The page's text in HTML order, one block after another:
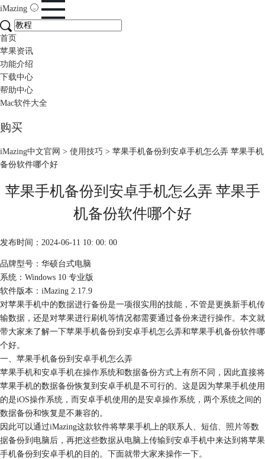
iMazing
首页
苹果资讯
功能介绍
下载中心
帮助中心
Mac软件大全
购买
iMazing中文官网 > 使用技巧 > 苹果手机备份到安卓手机怎么弄 苹果手机
备份软件哪个好
苹果手机备份到安卓手机怎么弄 苹果手
机备份软件哪个好
发布时间：2024-06-11 10: 00: 00
品牌型号：华硕台式电脑
系统：Windows 10 专业版
软件版本：iMazing 2.17.9
对苹果手机中的数据进行备份是一项很实用的技能，不管是更换新手机传
输数据，还是对苹果进行刷机等情况都需要通过备份来进行操作。本文就
带大家来了解一下苹果手机备份到安卓手机怎么弄和苹果手机备份软件哪
个好。
一、苹果手机备份到安卓手机怎么弄
苹果手机和安卓手机在操作系统和数据备份方式上有所不同，因此直接将
苹果手机的数据备份恢复到安卓手机是不可行的。这是因为苹果手机使用
的是iOS操作系统，而安卓手机使用的是安卓操作系统，两个系统之间的
数据备份和恢复是不兼容的。
因此可以通过iMazing这款软件将苹果手机上的联系人、短信、照片等数
据备份到电脑后，再把这些数据从电脑上传输到安卓手机中来达到将苹果
手机备份到安卓手机的目的。下面就带大家来操作一下。